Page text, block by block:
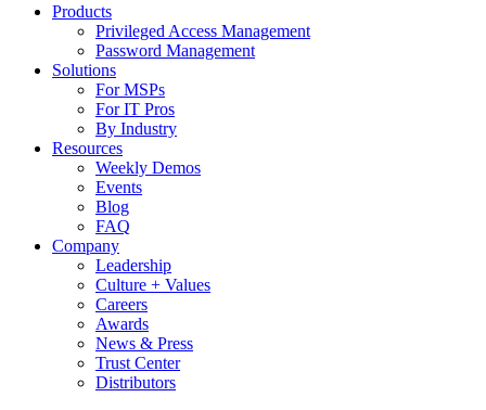
Products
Privileged Access Management
Password Management
Solutions
For MSPs
For IT Pros
By Industry
Resources
Weekly Demos
Events
Blog
FAQ
Company
Leadership
Culture + Values
Careers
Awards
News & Press
Trust Center
Distributors